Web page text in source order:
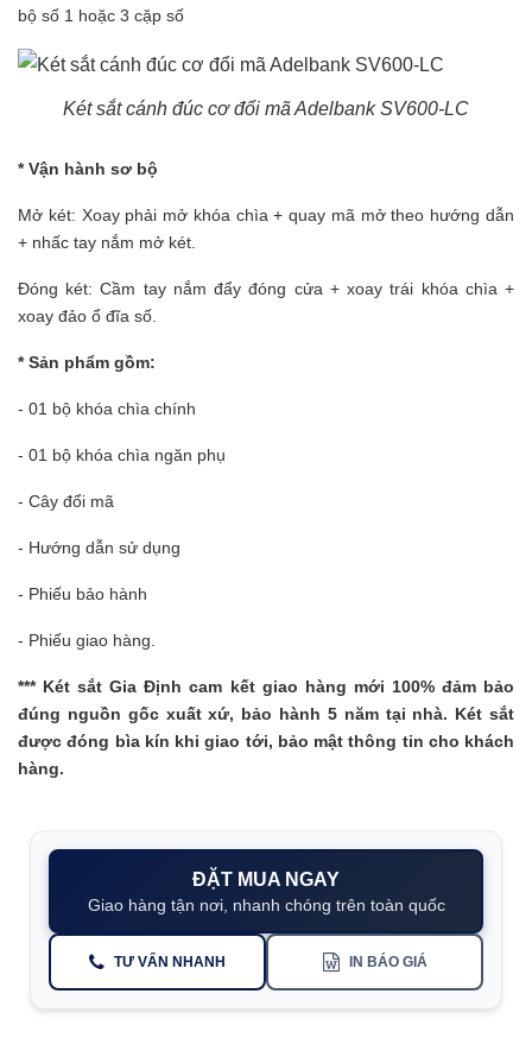
bộ số 1 hoặc 3 cặp số
Két sắt cánh đúc cơ đổi mã Adelbank SV600-LC
* Vận hành sơ bộ
Mở két: Xoay phải mở khóa chìa + quay mã mở theo hướng dẫn
+ nhấc tay nắm mở két.
Đóng két: Cầm tay nắm đẩy đóng cửa + xoay trái khóa chìa +
xoay đảo ổ đĩa số.
* Sản phẩm gồm:
- 01 bộ khóa chìa chính
- 01 bộ khóa chìa ngăn phụ
- Cây đổi mã
- Hướng dẫn sử dụng
- Phiếu bảo hành
- Phiếu giao hàng.
*** Két sắt Gia Định cam kết giao hàng mới 100% đảm bảo
đúng nguồn gốc xuất xứ, bảo hành 5 năm tại nhà. Két sắt
được đóng bìa kín khi giao tới, bảo mật thông tin cho khách
hàng.
ĐẶT MUA NGAY
Giao hàng tận nơi, nhanh chóng trên toàn quốc
TƯ VẤN NHANH IN BÁO GIÁ